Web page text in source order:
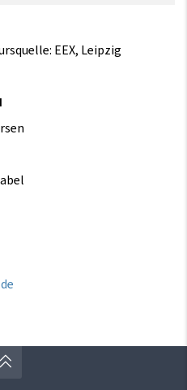
EEX, Leipzig